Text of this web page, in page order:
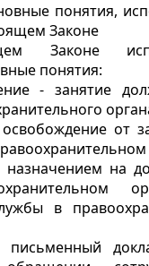
понятия,
Законе
Законе
понятия:
- занятие
от
на
в